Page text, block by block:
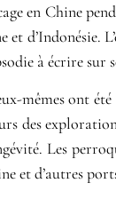
en Chine
et
à écrire
mêmes ont
des
Les
et d’autres